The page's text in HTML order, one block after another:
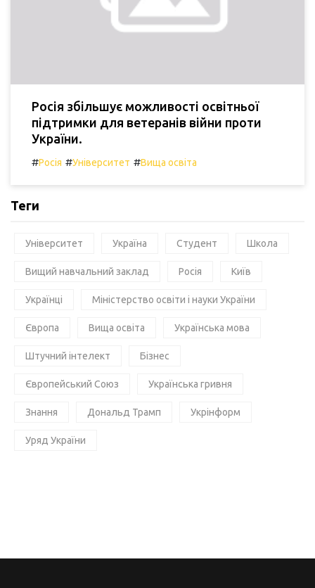
Росія збільшує можливості освітньої
підтримки для ветеранів війни проти
України.
#Росія #Університет #Вища освіта
Теги
Університет Україна Студент Школа
Вищий навчальний заклад Росія Київ
Українці Міністерство освіти і науки України
Європа Вища освіта Українська мова
Штучний інтелект Бізнес
Європейський Союз Українська гривня
Знання Дональд Трамп Укрінформ
Уряд України